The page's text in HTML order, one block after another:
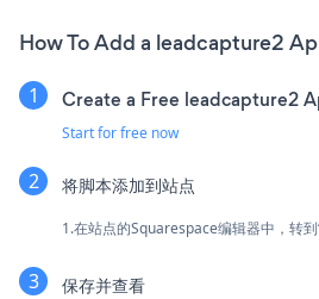
How To Add a leadcapture2
Create a Free leadcapture2
Start for free now
将脚本添加到站点
1.在站点的Squarespace编辑器中，转到
保存并查看